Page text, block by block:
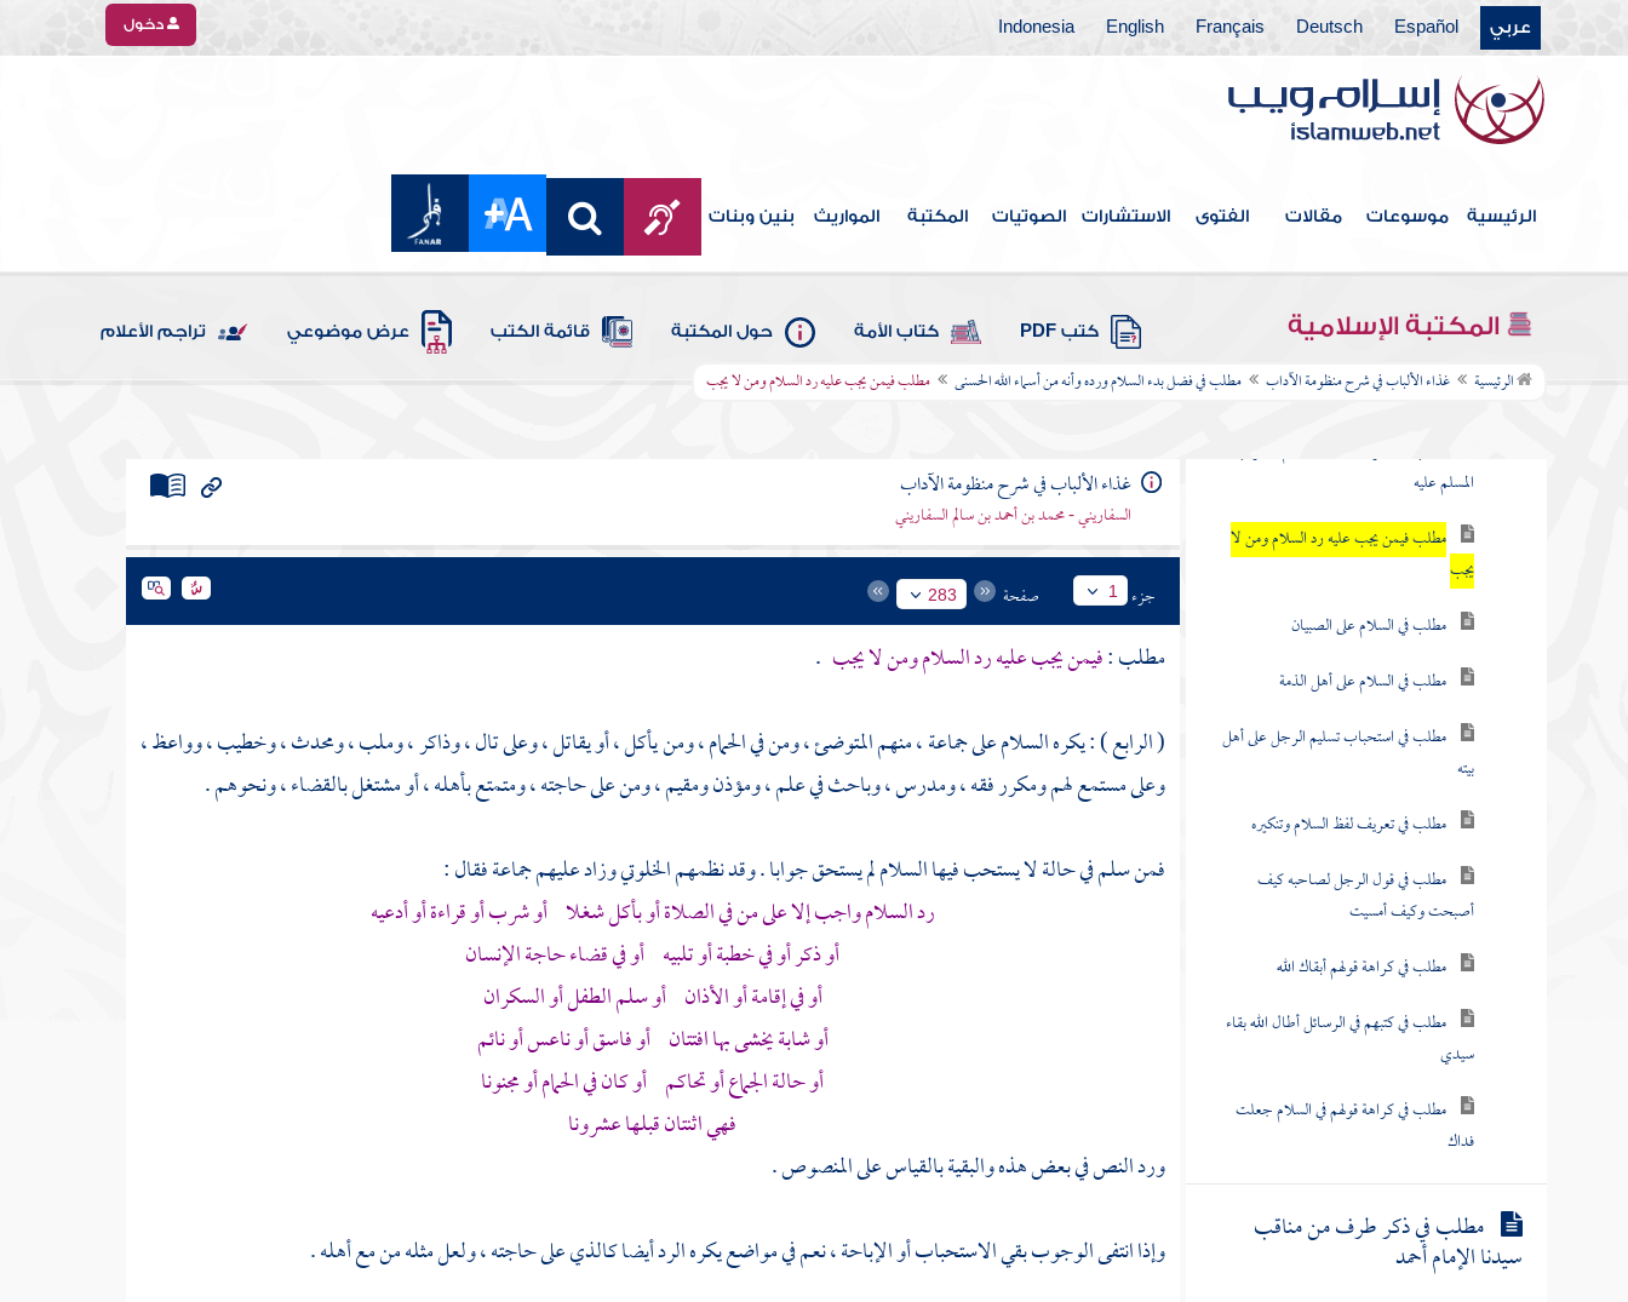
عربي Español
Deutsch
Français
English
Indonesia دخول
الرئيسية موسوعات مقالات الفتوى الاستشارات الصوتيات المكتبة المواريث بنين وبنات
المكتبة الإسلامية كتب PDF كتاب الأمة حول المكتبة قائمة الكتب عرض موضوعي تراجم الأعلام
الرئيسية غذاء الألباب في شرح منظومة الآداب مطلب في فضل بدء السلام ورده وأنه من أسماء الله الحسنى مطلب فيمن يجب عليه رد السلام ومن لا يجب
مطلب في هجر من يدعو لأمر مضل
ثلاثة
مطلب هل يزول الهجر المحرم
بالسلام
مطلب في فضل بدء السلام ورده وأنه من أسماء
مطلب فيما يقوله البادئ بالسلام وجواب
المسلم عليه
مطلب فيمن يجب عليه رد السلام ومن لا
يجب
مطلب في السلام على الصبيان
مطلب في السلام على أهل الذمة
مطلب في استحباب تسليم الرجل على أهل
بيته
مطلب في تعريف لفظ السلام وتنكيره
مطلب في قول الرجل لصاحبه كيف
أصبحت وكيف أمسيت
مطلب في كراهة قولهم أبقاك الله
مطلب في كتبهم في الرسائل أطال الله بقاء
سيدي
مطلب في كراهة قولهم في السلام جعلت
فداك
مطلب في ذكر طرف من مناقب
سيدنا الإمام أحمد
غذاء الألباب في شرح منظومة الآداب
السفاريني - محمد بن أحمد بن سالم السفاريني
جزء 1 صفحة 283
مطلب :فيمن يجب عليه رد السلام ومن لا يجب .
( الرابع ) : يكره السلام على جماعة ، منهم المتوضئ ، ومن في الحمام ، ومن يأكل ، أو يقاتل ، وعلى تال ، وذاكر ، وملب ، ومحدث ، وخطيب ، وواعظ ،
وعلى مستمع لهم ومكرر فقه ، ومدرس ، وباحث في علم ، ومؤذن ومقيم ، ومن على حاجته ، ومتمتع بأهله ، أو مشتغل بالقضاء ، ونحوهم .
فمن سلم في حالة لا يستحب فيها السلام لم يستحق جوابا . وقد نظمهمالخلوتيوزاد عليهم جماعة فقال :
رد السلام واجب إلا على من في الصلاة أو بأكل شغلا أو شرب أو قراءة أو أدعيه
أو ذكر أو في خطبة أو تلبيه أو في قضاء حاجة الإنسان
أو في إقامة أو الأذان أو سلم الطفل أو السكران
أو شابة يخشى بها افتتان أو فاسق أو ناعس أو نائم
أو حالة الجماع أو تحاكم أو كان في الحمام أو مجنونا
فهي اثنتان قبلها عشرونا
ورد النص في بعض هذه والبقية بالقياس على المنصوص .
وإذا انتفى الوجوب بقي الاستحباب أو الإباحة ، نعم في مواضع يكره الرد أيضا كالذي على حاجته ، ولعل مثله من مع أهله .